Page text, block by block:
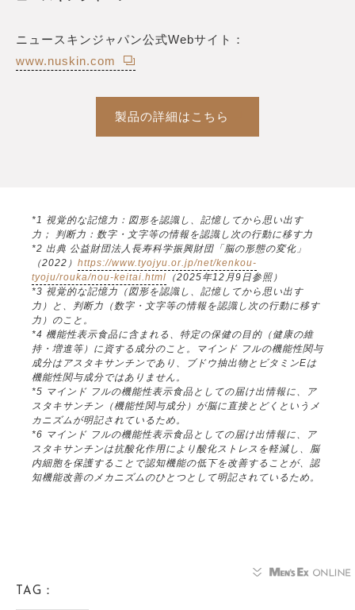
ニュースキンジャパン公式Webサイト：
www.nuskin.com
製品の詳細はこちら
*1 視覚的な記憶力：図形を認識し、記憶してから思い出す
力； 判断力：数字・文字等の情報を認識し次の行動に移す力
*2 出典 公益財団法人長寿科学振興財団「脳の形態の変化」
（2022） https://www.tyojyu.or.jp/net/kenkou-
tyoju/rouka/nou-keitai.html （2025年12月9日参照）
*3 視覚的な記憶力（図形を認識し、記憶してから思い出す
力）と、判断力（数字・文字等の情報を認識し次の行動に移す
力）のこと。
*4 機能性表示食品に含まれる、特定の保健の目的（健康の維
持・増進等）に資する成分のこと。マインド フルの機能性関与
成分はアスタキサンチンであり、ブドウ抽出物とビタミンEは
機能性関与成分ではありません。
*5 マインド フルの機能性表示食品としての届け出情報に、ア
スタキサンチン（機能性関与成分）が脳に直接とどくというメ
カニズムが明記されているため。
*6 マインド フルの機能性表示食品としての届け出情報に、ア
スタキサンチンは抗酸化作用により酸化ストレスを軽減し、脳
内細胞を保護することで認知機能の低下を改善することが、認
知機能改善のメカニズムのひとつとして明記されているため。
TAG：